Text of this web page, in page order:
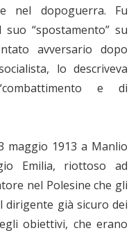
nel dopoguerra. Fu
“spostamento” su
avversario dopo
lo descriveva
e di
1913 a Manlio
Emilia, riottoso ad
nel Polesine che gli
dirigente già sicuro dei
obiettivi, che erano